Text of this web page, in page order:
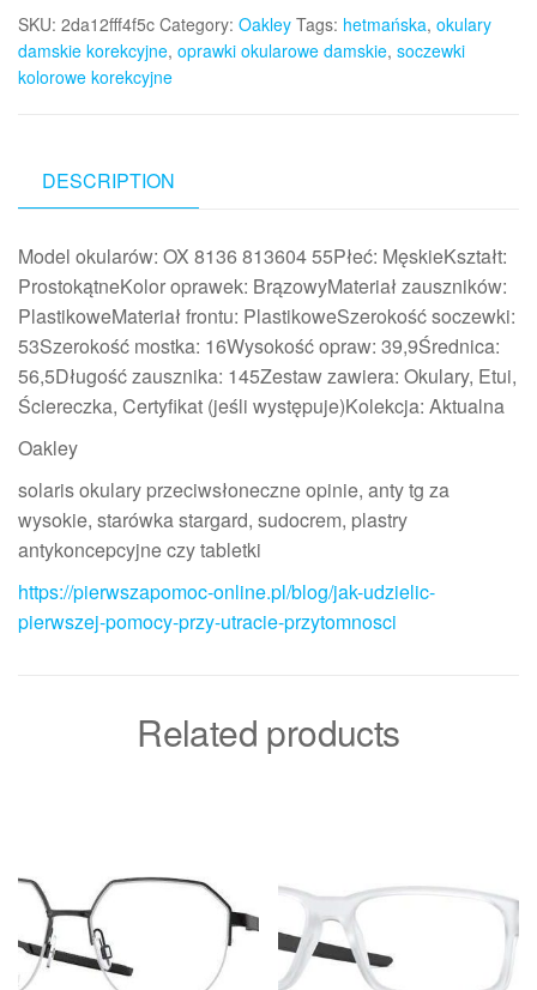
SKU: 2da12fff4f5c Category: Oakley Tags: hetmańska, okulary
damskie korekcyjne, oprawki okularowe damskie, soczewki
kolorowe korekcyjne
DESCRIPTION
Model okularów: OX 8136 813604 55Płeć: MęskieKształt:
ProstokątneKolor oprawek: BrązowyMateriał zauszników:
PlastikoweMateriał frontu: PlastikoweSzerokość soczewki:
53Szerokość mostka: 16Wysokość opraw: 39,9Średnica:
56,5Długość zausznika: 145Zestaw zawiera: Okulary, Etui,
Ściereczka, Certyfikat (jeśli występuje)Kolekcja: Aktualna
Oakley
solaris okulary przeciwsłoneczne opinie, anty tg za
wysokie, starówka stargard, sudocrem, plastry
antykoncepcyjne czy tabletki
https://pierwszapomoc-online.pl/blog/jak-udzielic-
pierwszej-pomocy-przy-utracie-przytomnosci
Related products